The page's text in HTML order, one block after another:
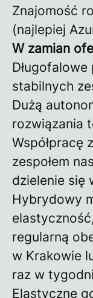
Znajomość
(najlepiej
W zamian
stabilnych
Dużą
rozwiązania
Współpracę
zespołem
dzielenie się
Hybrydowy
regularną
w Krakowie
raz w
Elastyczne